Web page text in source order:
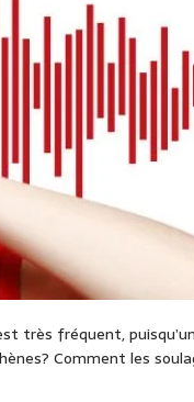
très fréquent, puisqu’un
Comment les